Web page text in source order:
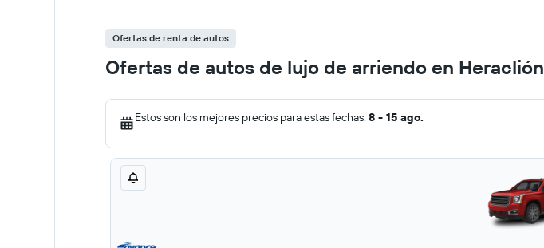
Ofertas de renta de autos
Ofertas de autos de lujo de arriendo en Heraclión
Estos son los mejores precios para estas fechas: 8 - 15 ago.